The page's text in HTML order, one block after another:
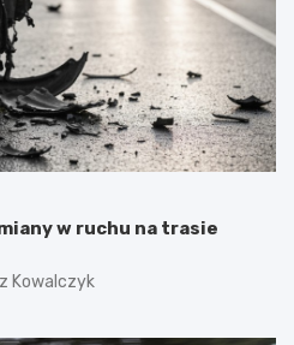
w ruchu na trasie
Kowalczyk